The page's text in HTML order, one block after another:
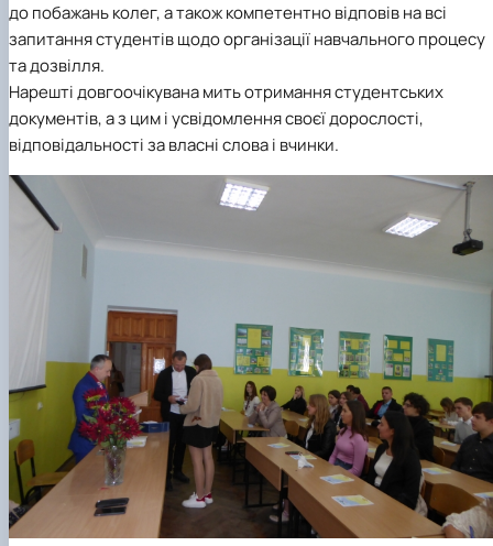
до побажань колег, а також компетентно відповів на всі
запитання студентів щодо організації навчального процесу
та дозвілля.
Нарешті довгоочікувана мить отримання студентських
документів, а з цим і усвідомлення своєї дорослості,
відповідальності за власні слова і вчинки.